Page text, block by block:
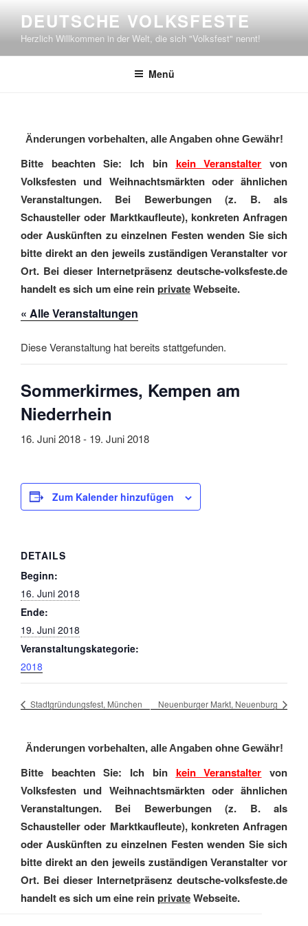
springen
DEUTSCHE VOLKSFESTE
Herzlich Willkommen in der Welt, die sich "Volksfest" nennt!
Menü
Änderungen vorbehalten, alle Angaben ohne Gewähr!
Bitte beachten Sie: Ich bin kein Veranstalter von
Volksfesten und Weihnachtsmärkten oder ähnlichen
Veranstaltungen. Bei Bewerbungen (z. B. als
Schausteller oder Marktkaufleute), konkreten Anfragen
oder Auskünften zu einzelnen Festen wenden Sie sich
bitte direkt an den jeweils zuständigen Veranstalter vor
Ort. Bei dieser Internetpräsenz deutsche-volksfeste.de
handelt es sich um eine reinprivateWebseite.
« Alle Veranstaltungen
Diese Veranstaltung hat bereits stattgefunden.
Sommerkirmes, Kempen am
Niederrhein
16. Juni 2018- 19. Juni 2018
Zum Kalender hinzufügen
DETAILS
Beginn:
16. Juni 2018
Ende:
19. Juni 2018
Veranstaltungskategorie:
2018
Stadtgründungsfest, München Neuenburger Markt, Neuenburg
Änderungen vorbehalten, alle Angaben ohne Gewähr!
Bitte beachten Sie: Ich bin kein Veranstalter von
Volksfesten und Weihnachtsmärkten oder ähnlichen
Veranstaltungen. Bei Bewerbungen (z. B. als
Schausteller oder Marktkaufleute), konkreten Anfragen
oder Auskünften zu einzelnen Festen wenden Sie sich
bitte direkt an den jeweils zuständigen Veranstalter vor
Ort. Bei dieser Internetpräsenz deutsche-volksfeste.de
handelt es sich um eine reinprivateWebseite.